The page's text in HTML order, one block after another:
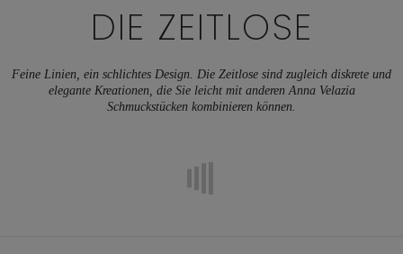
DIE ZEITLOSE
Feine Linien, ein schlichtes Design. Die Zeitlose sind zugleich diskrete und
elegante Kreationen, die Sie leicht mit anderen Anna Velazia
Schmuckstücken kombinieren können.